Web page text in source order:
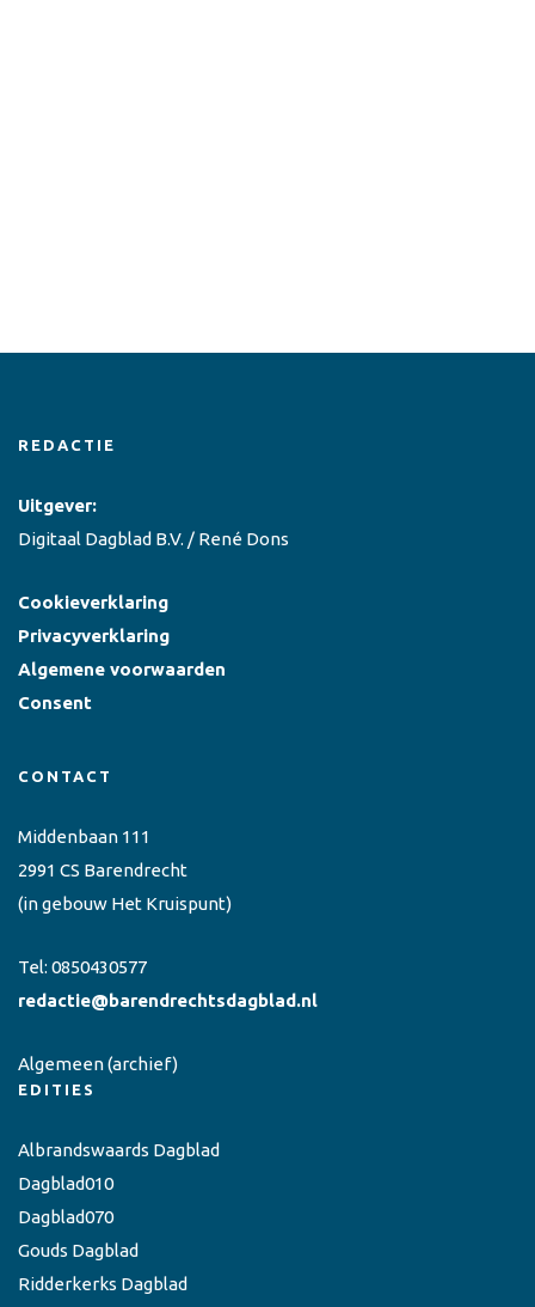
REDACTIE
Uitgever:
Digitaal Dagblad B.V. / René Dons
Cookieverklaring
Privacyverklaring
Algemene voorwaarden
Consent
CONTACT
Middenbaan 111
2991 CS Barendrecht
(in gebouw Het Kruispunt)
Tel: 0850430577
redactie@barendrechtsdagblad.nl
Algemeen(archief)
EDITIES
Albrandswaards Dagblad
Dagblad010
Dagblad070
Gouds Dagblad
Ridderkerks Dagblad